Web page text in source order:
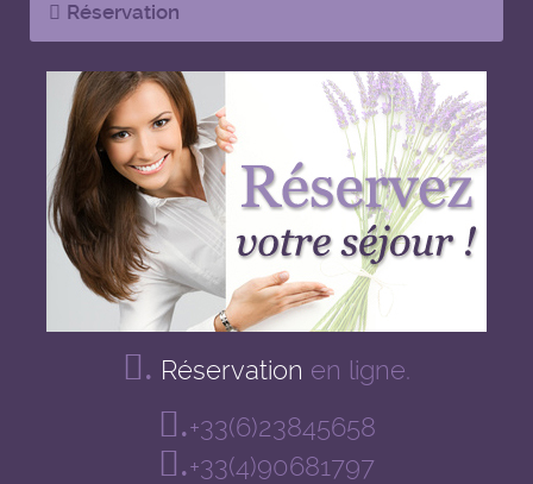
Réservation
. Réservation en ligne.
.+33(6)23845658
.+33(4)90681797